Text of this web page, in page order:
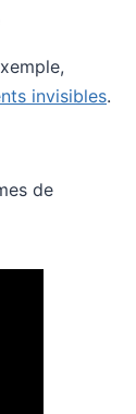
invisibles.
de